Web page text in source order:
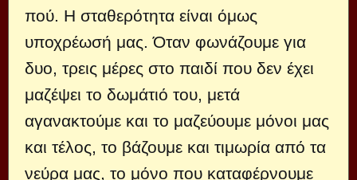
πού. Η σταθερότητα είναι όμως
υποχρέωσή μας. Όταν φωνάζουμε για
δυο, τρεις μέρες στο παιδί που δεν έχει
μαζέψει το δωμάτιό του, μετά
αγανακτούμε και το μαζεύουμε μόνοι μας
και τέλος, το βάζουμε και τιμωρία από τα
νεύρα μας, το μόνο που καταφέρνουμε